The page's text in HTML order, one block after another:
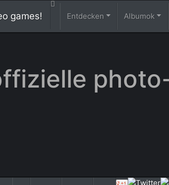
games! Entdecken Albumok